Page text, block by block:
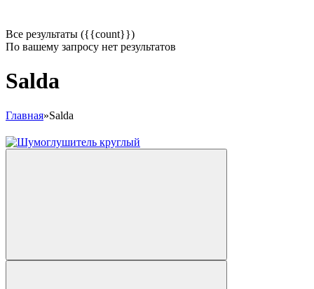
Все результаты ({{count}})
По вашему запросу нет результатов
Salda
Главная»Salda